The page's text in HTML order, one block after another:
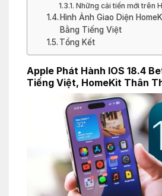
Những cải tiến mới trên
Hình Ảnh Giao Diện
Bằng Tiếng Việt
Tổng Kết
Apple Phát Hành IOS 18.4
Tiếng Việt, HomeKit Thân